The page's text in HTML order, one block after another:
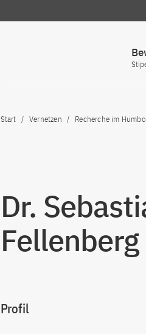
Start Vernetzen Recherche im
Dr.
Fellenberg
Profil